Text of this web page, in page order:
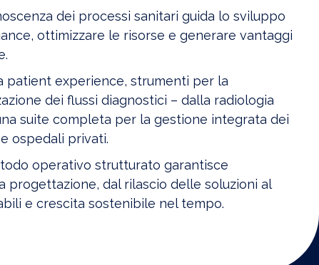
dei processi sanitari guida lo sviluppo
ottimizzare le risorse e generare vantaggi
patient experience, strumenti per la
dei flussi diagnostici – dalla radiologia
suite completa per la gestione integrata dei
ospedali privati.
operativo strutturato garantisce
progettazione, dal rilascio delle soluzioni al
e crescita sostenibile nel tempo.